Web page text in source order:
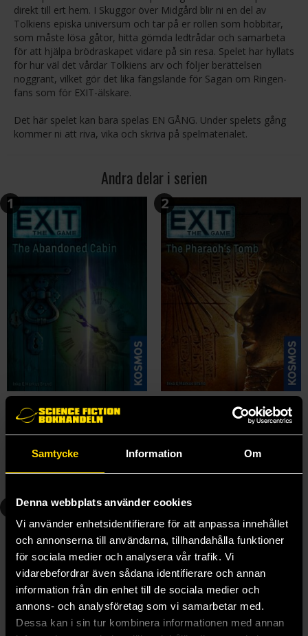
Samtycke Information Om
Denna webbplats använder cookies
Vi använder enhetsidentifierare för att anpassa innehållet
och annonserna till användarna, tillhandahålla funktioner
för sociala medier och analysera vår trafik. Vi
vidarebefordrar även sådana identifierare och annan
information från din enhet till de sociala medier och
annons- och analysföretag som vi samarbetar med.
Dessa kan i sin tur kombinera informationen med annan
direkt till ert hem. I Skuggor över Midgård blir ni en del av
Tolkiens episka universum och tar på er rollen som hobbitar,
som måste lösa gåtor, hitta gömda ledtrådar och samarbeta
för att hjälpa brödraskapet vidare på sin resa. Spelet har hyllats
för hur väl det vårdar Tolkiens arv och följer berättelsen
noggrant, vilket gör det lika fängslande för Sagan om Ringen-
fans som för EXIT-älskare.
Det här spelet kan bara spelas EN GÅNG. Under spelets gång
kommer ni att riva, vika och skriva på spelmaterialet.
Andra delar i serien
1
Exit the Game
275 kr
Längre leveranstid
2
EXIT - The Pharaoh's Tomb
275 kr
4